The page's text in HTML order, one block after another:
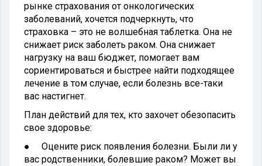
рынке страхования от онкологических
заболеваний, хочется подчеркнуть, что
страховка – это не волшебная таблетка. Она не
снижает риск заболеть раком. Она снижает
нагрузку на ваш бюджет, помогает вам
сориентироваться и быстрее найти подходящее
лечение в том случае, если болезнь все-таки
вас настигнет.
План действий для тех, кто захочет обезопасить
свое здоровье:
● Оцените риск появления болезни. Были ли у
вас родственники, болевшие раком? Может вы